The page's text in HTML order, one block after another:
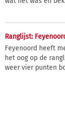
Ranglijst:
Feyenoord heeft
het oog op de
weer vier punten